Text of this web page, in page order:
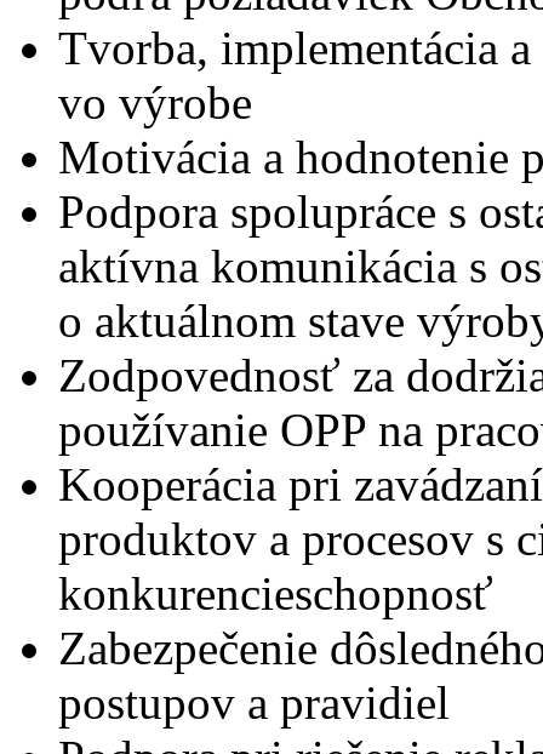
Tvorba, implementácia
vo výrobe
Motivácia a hodnotenie
Podpora spolupráce s
aktívna komunikácia s
o aktuálnom stave
Zodpovednosť za
používanie OPP na
Kooperácia pri
produktov a procesov s
konkurencieschopnosť
Zabezpečenie
postupov a pravidiel